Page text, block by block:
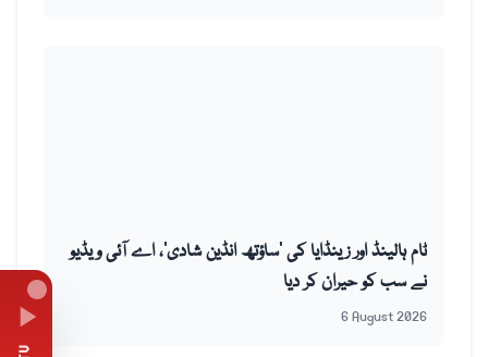
ٹام ہالینڈ اور زینڈایا کی ’ساؤتھ انڈین شادی‘، اے آئی ویڈیو
نے سب کو حیران کر دیا
6 August 2026